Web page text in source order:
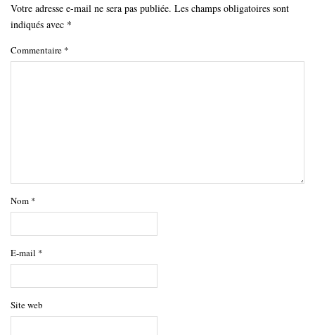
Votre adresse e-mail ne sera pas publiée. Les champs obligatoires sont
indiqués avec *
Commentaire *
Nom *
E-mail *
Site web